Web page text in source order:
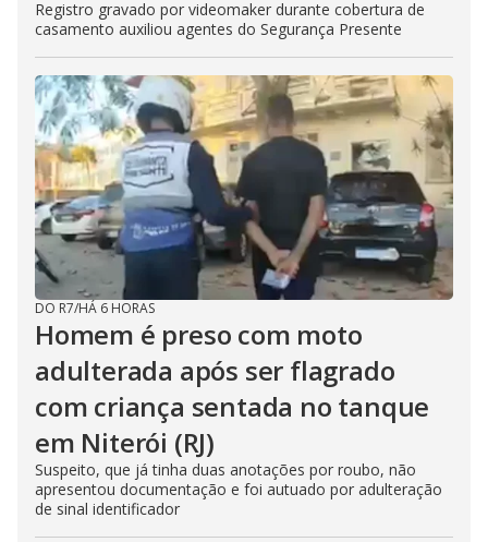
Registro gravado por videomaker durante cobertura de
casamento auxiliou agentes do Segurança Presente
DO R7/HÁ 6 HORAS
Homem é preso com moto
adulterada após ser flagrado
com criança sentada no tanque
em Niterói (RJ)
Suspeito, que já tinha duas anotações por roubo, não
apresentou documentação e foi autuado por adulteração
de sinal identificador